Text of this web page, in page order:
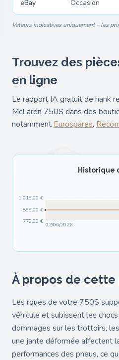
eBay Occasion
Valeurs indicatives uniquement – les
Trouvez des
en ligne
Le rapport IA gratuit de hank
McLaren 750S dans des
notamment Eurospares,
Historique
779,00 €
899,00 €
1 019,00 €
02/06/2026
À propos de cette
Les roues de votre 750S
véhicule et subissent les
dommages sur les trottoirs,
une jante déformée affectent
performances des pneus, ce